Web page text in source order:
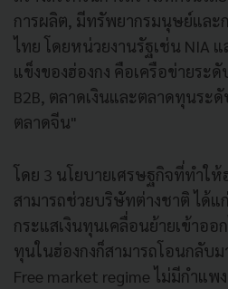
การผลิต, มีทรัพยากรมนุษย์แล
ไทย โดยหน่วยงานรัฐเช่น NIA
แข็งของฮ่องกง คือเครือข่ายระ
B2B, ตลาดเงินและตลาดทุนระ
ตลาดจีน"
โดย 3 นโยบายเศรษฐกิจที่ทำให้
สามารถช่วยบริษัทต่างชาติ ได้แ
กระแสเงินทุนเคลื่อนย้ายเข้าออ
ทุนในฮ่องกงก็สามารถโอนกลับม
Free market regime ไม่มีกำแ